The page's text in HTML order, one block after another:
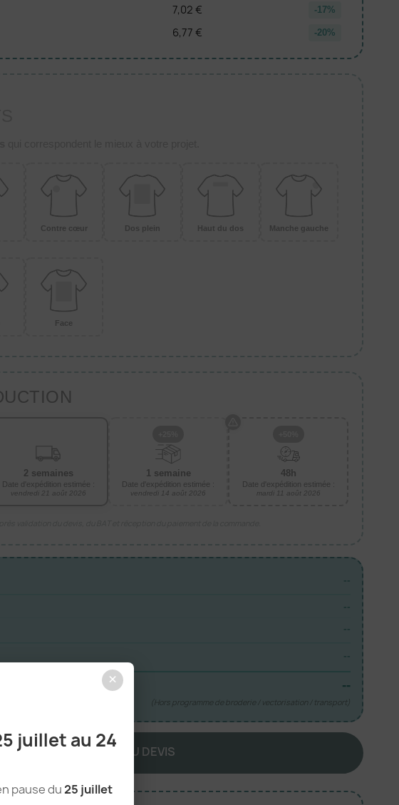
×
juillet au 24
pause du25 juillet
7,02 € -17%
6,77 € -20%
Contre cœur Dos plein Haut du dos Manche gauche
Face
2 semaines
Date d'expédition estimée :
vendredi 21 août 2026
1 semaine
Date d'expédition estimée :
vendredi 14 août 2026
48h
Date d'expédition estimée :
mardi 11 août 2026
--
--
--
--
--
(Hors programme de broderie / vectorisation / transport)
AJOUTER AU DEVIS